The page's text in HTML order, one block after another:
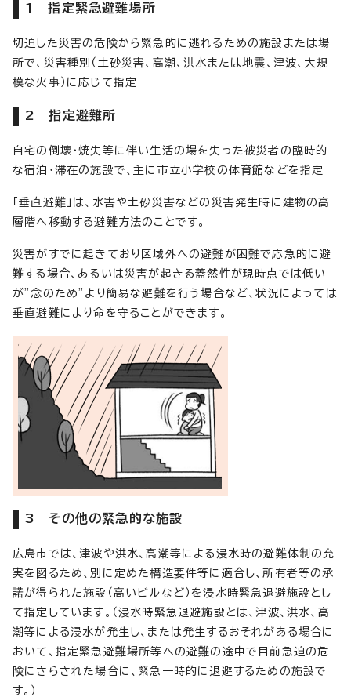
1 指定緊急避難場所
切迫した災害の危険から緊急的に逃れるための施設または場
所で、災害種別（土砂災害、高潮、洪水または地震、津波、大規
模な火事）に応じて指定
2 指定避難所
自宅の倒壊・焼失等に伴い生活の場を失った被災者の臨時的
な宿泊・滞在の施設で、主に市立小学校の体育館などを指定
「垂直避難」は、水害や土砂災害などの災害発生時に建物の高
層階へ移動する避難方法のことです。
災害がすでに起きており区域外への避難が困難で応急的に避
難する場合、あるいは災害が起きる蓋然性が現時点では低い
が”念のため”より簡易な避難を行う場合など、状況によっては
垂直避難により命を守ることができます。
3 その他の緊急的な施設
広島市では、津波や洪水、高潮等による浸水時の避難体制の充
実を図るため、別に定めた構造要件等に適合し、所有者等の承
諾が得られた施設（高いビルなど）を浸水時緊急退避施設とし
て指定しています。（浸水時緊急退避施設とは、津波、洪水、高
潮等による浸水が発生し、または発生するおそれがある場合に
おいて、指定緊急避難場所等への避難の途中で目前急迫の危
険にさらされた場合に、緊急一時的に退避するための施設で
す。）